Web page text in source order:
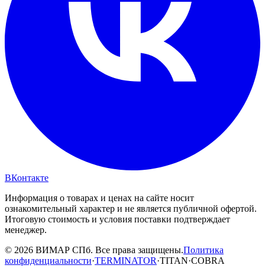
ВКонтакте
Информация о товарах и ценах на сайте носит
ознакомительный характер и не является публичной офертой.
Итоговую стоимость и условия поставки подтверждает
менеджер.
© 2026 ВИМАР СПб. Все права защищены.Политика
конфиденциальности·TERMINATOR·TITAN·COBRA